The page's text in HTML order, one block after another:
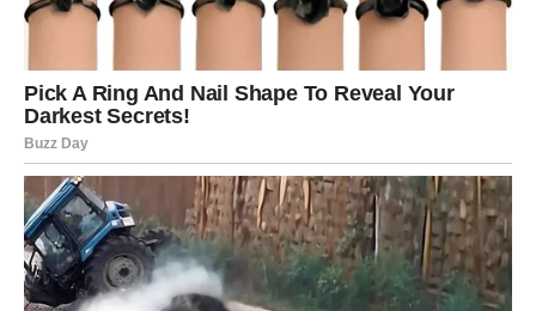
pravi trenutak biće naglašena više nego inače.
Neki pripadnici ovog znaka mogli bi da sanjaju određene
brojeve ili da stalno nailaze na iste simbole. Astrologija
smatra da takve slučajnosti nikada nisu bez razloga.
U narednih 15 dana postoji mogućnost za iznenadan
novčani priliv koji neće biti povezan sa redovnim poslom.
Upravo zato mnogi pripadnici ovog znaka mogu ostati
prijatno šokirani razvojem događaja.